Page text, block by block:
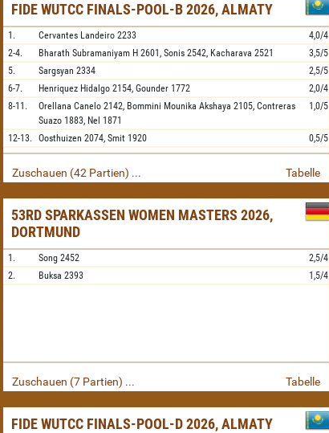
FIDE WUTCC FINALS-POOL-B 2026, ALMATY
1. Cervantes Landeiro 2233
4,0/4
2-4.
Bharath Subramaniyam H 2601, Sonis 2542, Kacharava 2521
3,5/5
5.
Sargsyan 2334
2,5/5
6-7.
Henriquez Hidalgo 2154, Gounder 1772
2,0/4
8-11.
Orellana Canelo 2142, Bommini Mounika Akshaya 2105, Contreras
Suazo 1883, Nel 1871
1,0/5
12-13. Oosthuizen 2074, Smit 1920 0,5/5
Zuschauen (42 Partien) ... Tabelle
53RD SPARKASSEN WOMEN MASTERS 2026,
DORTMUND
1. Song 2452
2,5/4
2.
Buksa 2393 1,5/4
Zuschauen (7 Partien) ... Tabelle
FIDE WUTCC FINALS-POOL-D 2026, ALMATY